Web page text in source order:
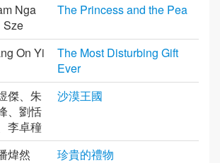
Nga
Sze
The Princess and the Pea
On Yi
The Most Disturbing Gift
Ever
傑、朱
、劉恬
李卓穜
沙漠王國
煒然
珍貴的禮物